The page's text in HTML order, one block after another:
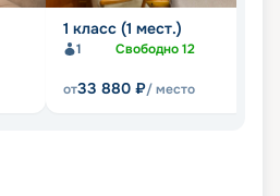
1 класс (1 мест.)
1 Свободно12
от33 880 ₽/ место